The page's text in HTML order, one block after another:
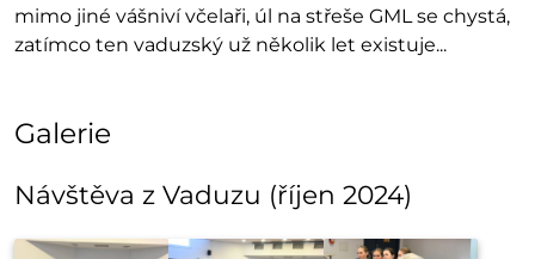
mimo jiné vášniví včelaři, úl na střeše GML se chystá,
zatímco ten vaduzský už několik let existuje...
Galerie
Návštěva z Vaduzu (říjen 2024)